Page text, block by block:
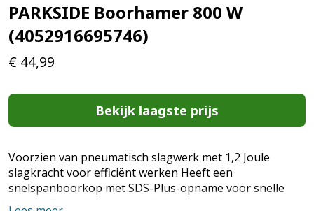
PARKSIDE Boorhamer 800 W
(4052916695746)
€ 44,99
Bekijk laagste prijs
Voorzien van pneumatisch slagwerk met 1,2 Joule
slagkracht voor efficiënt werken Heeft een
snelspanboorkop met SDS-Plus-opname voor snelle
wissels Centrale keuzeschakelaar met 4 functies: boren,